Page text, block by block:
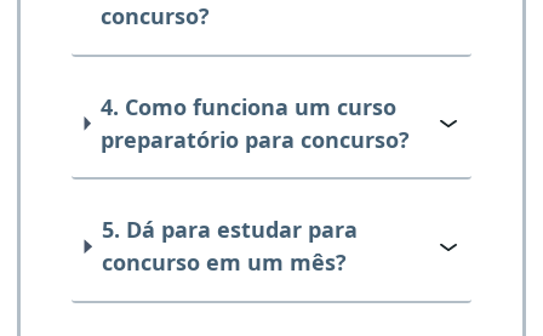
concurso?
4. Como funciona um curso
preparatório para concurso?
5. Dá para estudar para
concurso em um mês?